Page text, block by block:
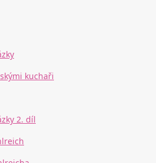
kuchaři
2. díl